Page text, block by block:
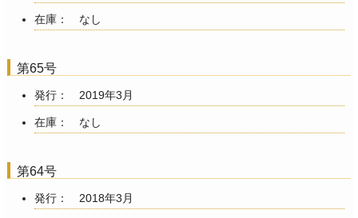
在庫： なし
第65号
発行： 2019年3月
在庫： なし
第64号
発行： 2018年3月